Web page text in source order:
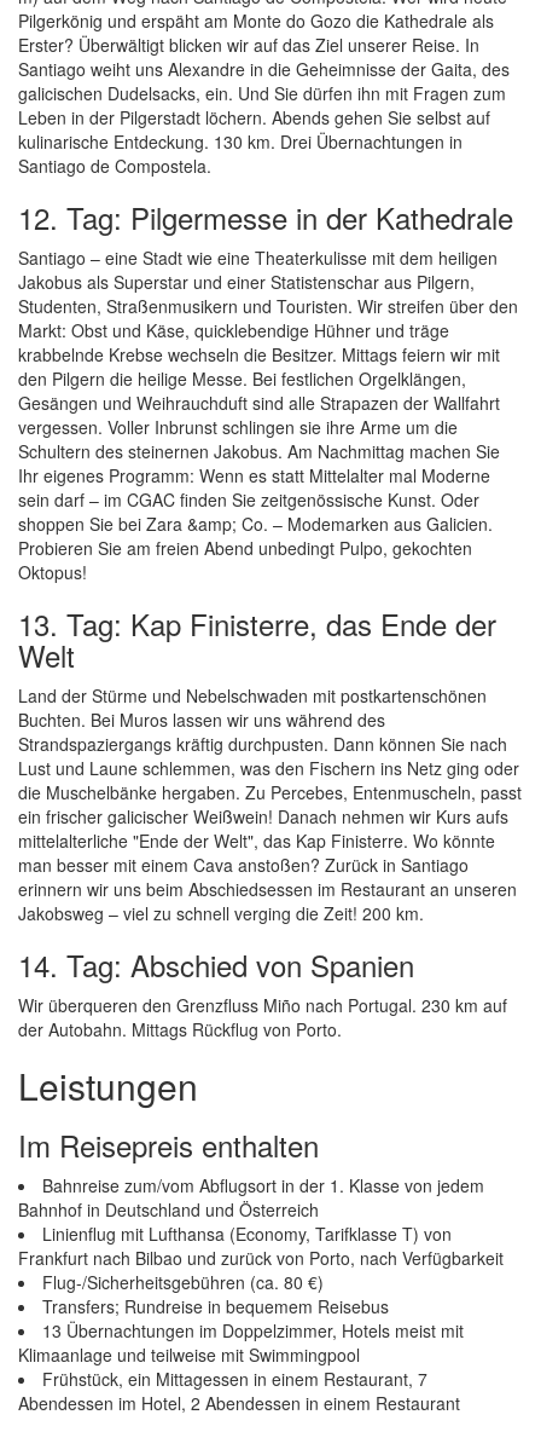
Pilgerkönig und erspäht am Monte do Gozo die Kathedrale als
Erster? Überwältigt blicken wir auf das Ziel unserer Reise. In
Santiago weiht uns Alexandre in die Geheimnisse der Gaita, des
galicischen Dudelsacks, ein. Und Sie dürfen ihn mit Fragen zum
Leben in der Pilgerstadt löchern. Abends gehen Sie selbst auf
kulinarische Entdeckung. 130 km. Drei Übernachtungen in
Santiago de Compostela.
12. Tag: Pilgermesse in der Kathedrale
Santiago – eine Stadt wie eine Theaterkulisse mit dem heiligen
Jakobus als Superstar und einer Statistenschar aus Pilgern,
Studenten, Straßenmusikern und Touristen. Wir streifen über den
Markt: Obst und Käse, quicklebendige Hühner und träge
krabbelnde Krebse wechseln die Besitzer. Mittags feiern wir mit
den Pilgern die heilige Messe. Bei festlichen Orgelklängen,
Gesängen und Weihrauchduft sind alle Strapazen der Wallfahrt
vergessen. Voller Inbrunst schlingen sie ihre Arme um die
Schultern des steinernen Jakobus. Am Nachmittag machen Sie
Ihr eigenes Programm: Wenn es statt Mittelalter mal Moderne
sein darf – im CGAC finden Sie zeitgenössische Kunst. Oder
shoppen Sie bei Zara &amp; Co. – Modemarken aus Galicien.
Probieren Sie am freien Abend unbedingt Pulpo, gekochten
Oktopus!
13. Tag: Kap Finisterre, das Ende der
Welt
Land der Stürme und Nebelschwaden mit postkartenschönen
Buchten. Bei Muros lassen wir uns während des
Strandspaziergangs kräftig durchpusten. Dann können Sie nach
Lust und Laune schlemmen, was den Fischern ins Netz ging oder
die Muschelbänke hergaben. Zu Percebes, Entenmuscheln, passt
ein frischer galicischer Weißwein! Danach nehmen wir Kurs aufs
mittelalterliche "Ende der Welt", das Kap Finisterre. Wo könnte
man besser mit einem Cava anstoßen? Zurück in Santiago
erinnern wir uns beim Abschiedsessen im Restaurant an unseren
Jakobsweg – viel zu schnell verging die Zeit! 200 km.
14. Tag: Abschied von Spanien
Wir überqueren den Grenzfluss Miño nach Portugal. 230 km auf
der Autobahn. Mittags Rückflug von Porto.
Leistungen
Im Reisepreis enthalten
Bahnreise zum/vom Abflugsort in der 1. Klasse von jedem
Bahnhof in Deutschland und Österreich
Linienflug mit Lufthansa (Economy, Tarifklasse T) von
Frankfurt nach Bilbao und zurück von Porto, nach Verfügbarkeit
Flug-/Sicherheitsgebühren (ca. 80 €)
Transfers; Rundreise in bequemem Reisebus
13 Übernachtungen im Doppelzimmer, Hotels meist mit
Klimaanlage und teilweise mit Swimmingpool
Frühstück, ein Mittagessen in einem Restaurant, 7
Abendessen im Hotel, 2 Abendessen in einem Restaurant